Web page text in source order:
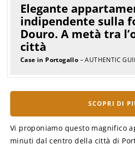
Elegante
indipendente sulla
Douro. A metà tra
città
Case in Portogallo – AUTHENTIC
SCOPRI DI
Vi proponiamo questo magnifico
minuti dal centro della città di